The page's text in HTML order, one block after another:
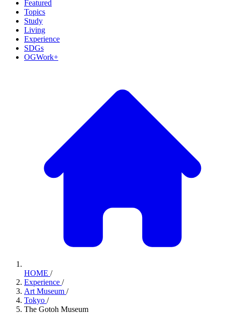
Featured
Topics
Study
Living
Experience
SDGs
OGWork+
HOME /
Experience /
Art Museum /
Tokyo /
The Gotoh Museum